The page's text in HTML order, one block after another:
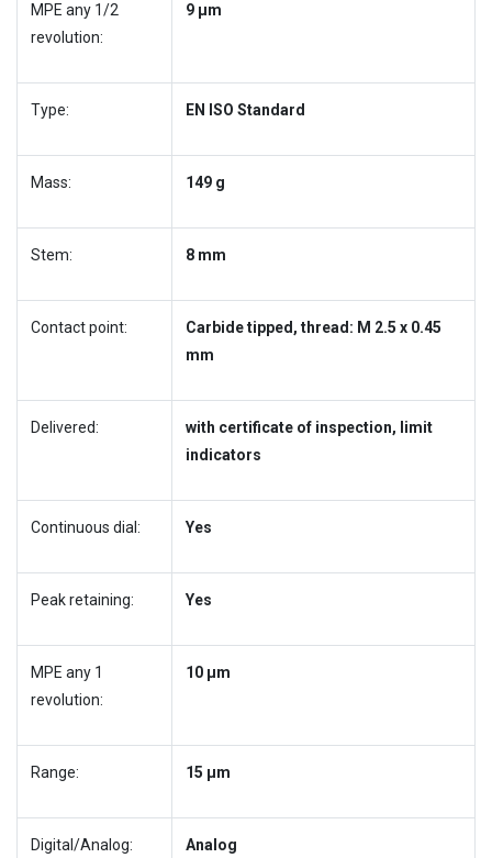
MPE any 1/2
revolution:
9 µm
Type: EN ISO Standard
Mass: 149 g
Stem: 8 mm
Contact point:
Carbide tipped, thread: M 2.5 x 0.45
mm
Delivered:
with certificate of inspection, limit
indicators
Continuous dial: Yes
Peak retaining: Yes
MPE any 1
revolution:
10 µm
Range: 15 µm
Digital/Analog: Analog